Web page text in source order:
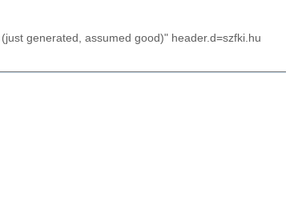
generated, assumed good)" header.d=szfki.hu